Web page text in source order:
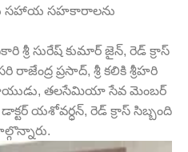
సహాయ సహకారాలను
శ్రీ సురేష్ కుమార్ జైన్, రెడ్ క్రాస్
ప్రసాద్, శ్రీ కలికి శ్రీహరి
తలసేమియా సేవ మెంబర్
యశోవర్ధన్, రెడ్ క్రాస్ సిబ్బంది